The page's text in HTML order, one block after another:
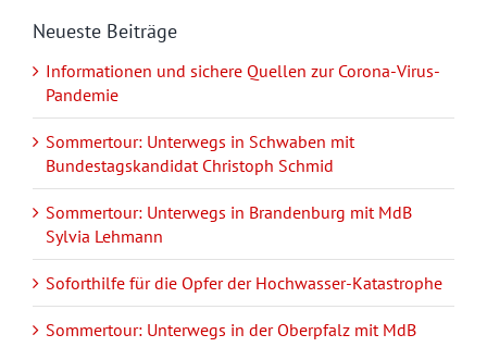
Neueste Beiträge
Informationen und sichere Quellen zur Corona-Virus-
Pandemie
Sommertour: Unterwegs in Schwaben mit
Bundestagskandidat Christoph Schmid
Sommertour: Unterwegs in Brandenburg mit MdB
Sylvia Lehmann
Soforthilfe für die Opfer der Hochwasser-Katastrophe
Sommertour: Unterwegs in der Oberpfalz mit MdB